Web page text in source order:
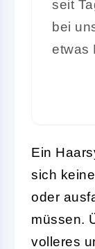
seit
bei
etwas
Ein
sich
oder
müssen.
volleres